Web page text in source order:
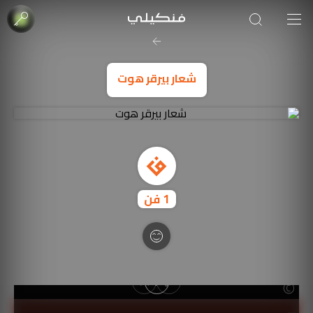
شعار بيرقر هوت
1فن
صورة الغلاف من فن
SOUFIANE Abid